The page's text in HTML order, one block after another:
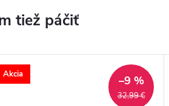
Akcia
32,99 €
–9 %